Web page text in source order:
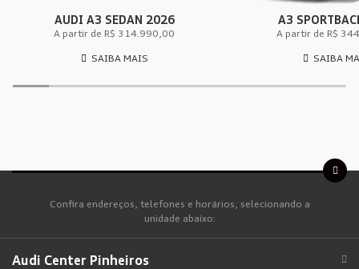
AUDI A3 SEDAN 2026
A partir de R$ 314.990,00
SAIBA MAIS
A3
A partir de R$
SAIBA
Confira endereços, telefones e horários, selecionando a
unidade abaixo:
Audi Center Pinheiros